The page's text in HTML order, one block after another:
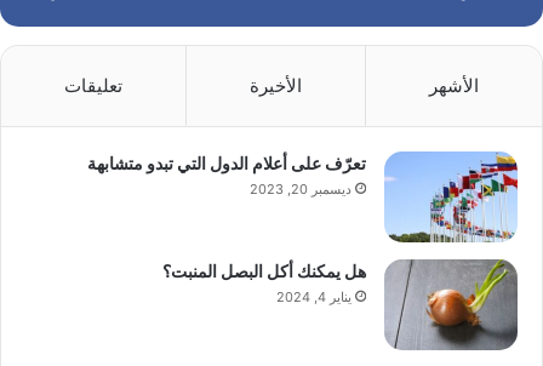
الأشهر الأخيرة تعليقات
تعرّف على أعلام الدول التي تبدو متشابهة
ديسمبر 20, 2023
هل يمكنك أكل البصل المنبت؟
يناير 4, 2024